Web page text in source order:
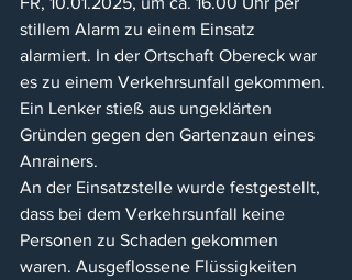
stillem Alarm zu einem Einsatz
alarmiert. In der Ortschaft Obereck war
es zu einem Verkehrsunfall gekommen.
Ein Lenker stieß aus ungeklärten
Gründen gegen den Gartenzaun eines
Anrainers.
An der Einsatzstelle wurde festgestellt,
dass bei dem Verkehrsunfall keine
Personen zu Schaden gekommen
waren. Ausgeflossene Flüssigkeiten